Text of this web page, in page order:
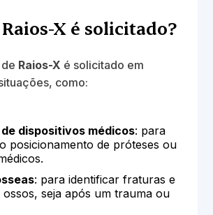
X é solicitado?
Raios-X é solicitado em
como:
dispositivos médicos: para
posicionamento de próteses ou
: para identificar fraturas e
ossos, seja após um trauma ou